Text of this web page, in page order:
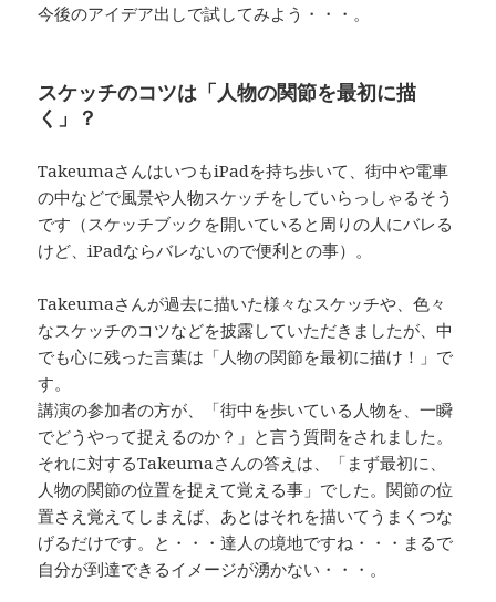
今後のアイデア出しで試してみよう・・・。
スケッチのコツは「人物の関節を最初に描
く」？
TakeumaさんはいつもiPadを持ち歩いて、街中や電車
の中などで風景や人物スケッチをしていらっしゃるそう
です（スケッチブックを開いていると周りの人にバレる
けど、iPadならバレないので便利との事）。
Takeumaさんが過去に描いた様々なスケッチや、色々
なスケッチのコツなどを披露していただきましたが、中
でも心に残った言葉は「人物の関節を最初に描け！」で
す。
講演の参加者の方が、「街中を歩いている人物を、一瞬
でどうやって捉えるのか？」と言う質問をされました。
それに対するTakeumaさんの答えは、「まず最初に、
人物の関節の位置を捉えて覚える事」でした。関節の位
置さえ覚えてしまえば、あとはそれを描いてうまくつな
げるだけです。と・・・達人の境地ですね・・・まるで
自分が到達できるイメージが湧かない・・・。